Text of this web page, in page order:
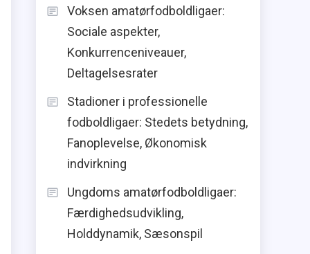
Voksen amatørfodboldligaer:
Sociale aspekter,
Konkurrenceniveauer,
Deltagelsesrater
Stadioner i professionelle
fodboldligaer: Stedets betydning,
Fanoplevelse, Økonomisk
indvirkning
Ungdoms amatørfodboldligaer:
Færdighedsudvikling,
Holddynamik, Sæsonspil